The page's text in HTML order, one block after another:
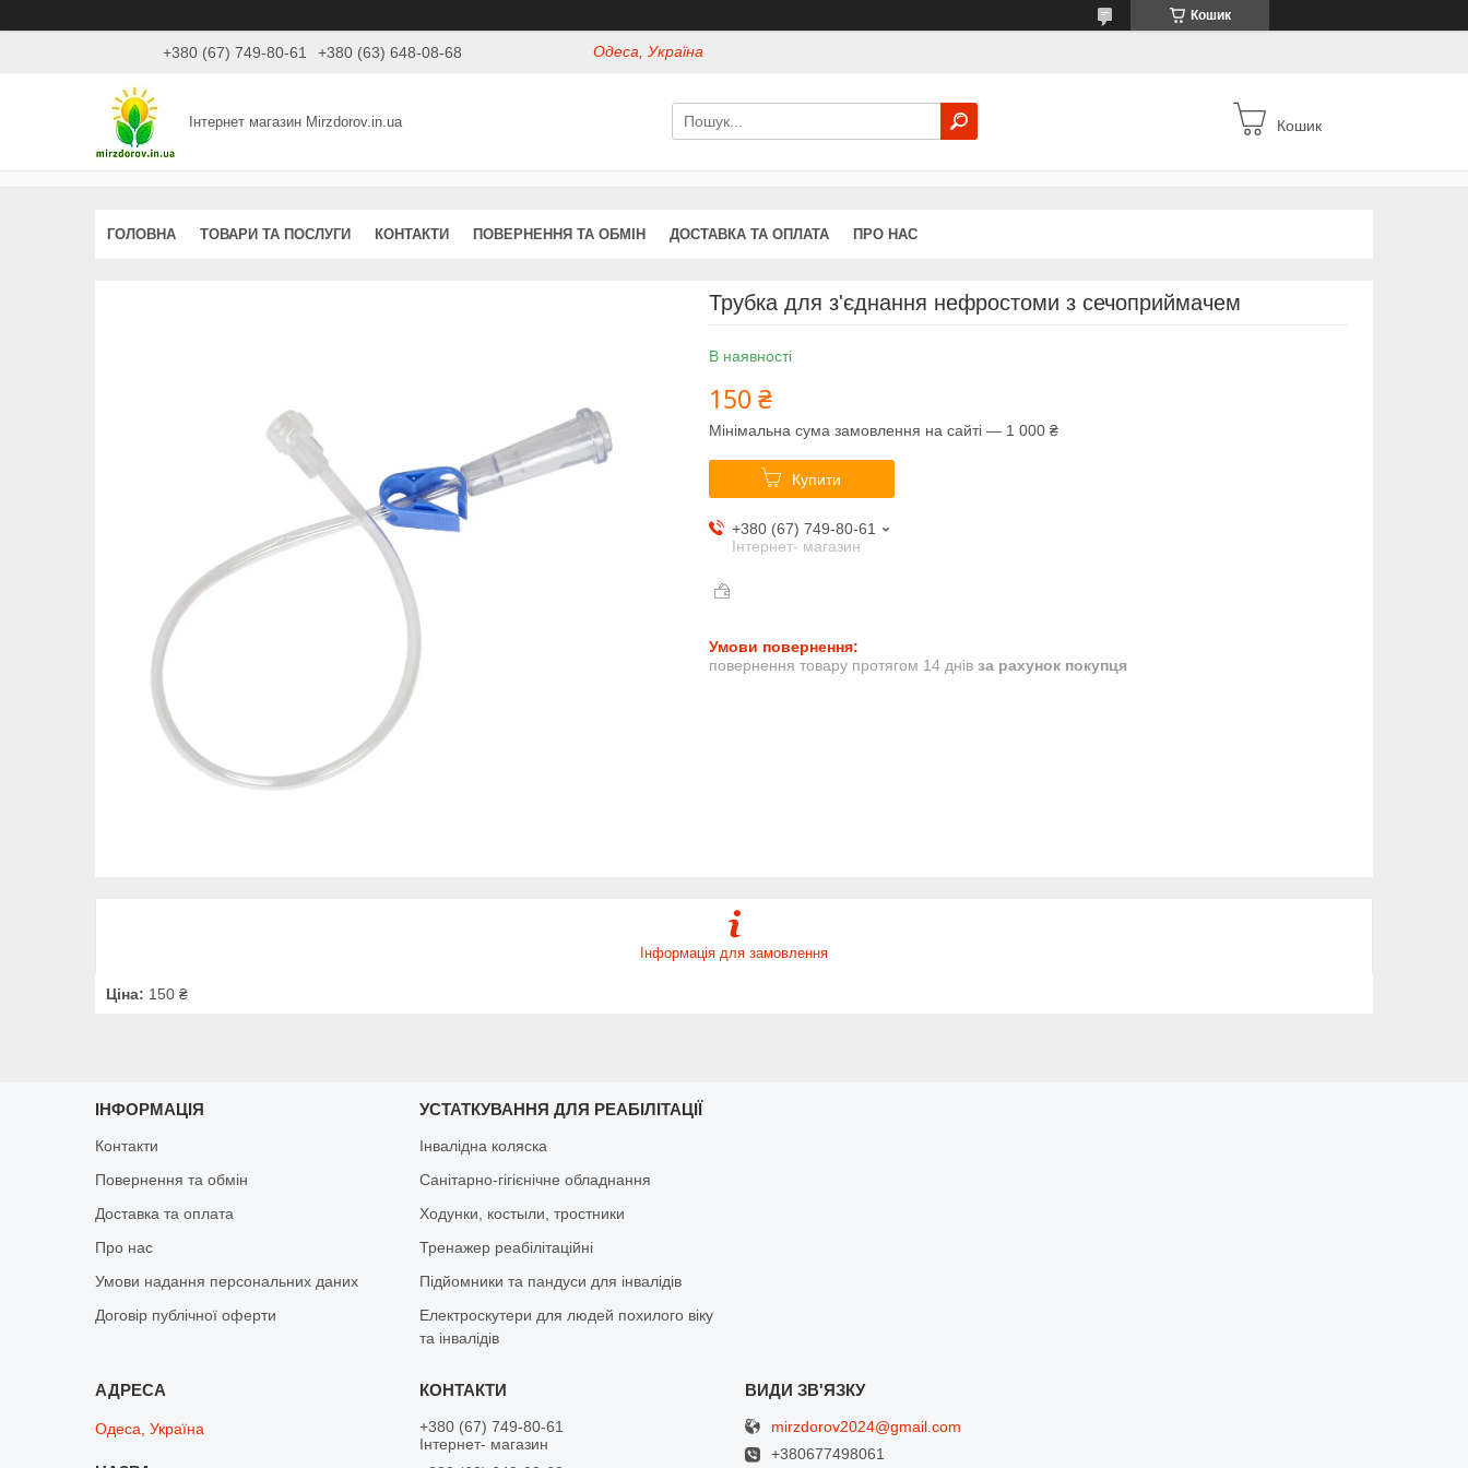
Кошик
+380 (67) 749-80-61 +380 (63) 648-08-68 Одеса, Україна
Інтернет магазин Mirzdorov.in.ua Кошик
ГОЛОВНА ТОВАРИ ТА ПОСЛУГИ КОНТАКТИ ПОВЕРНЕННЯ ТА ОБМІН ДОСТАВКА ТА ОПЛАТА ПРО НАС
Трубка для з'єднання нефростоми з сечоприймачем
В наявності
150 ₴
Мінімальна сума замовлення на сайті — 1 000 ₴
Купити
+380 (67) 749-80-61
Інтернет- магазин
повернення товару протягом 14 днів за рахунок покупця
Інформація для замовлення
Ціна: 150 ₴
ІНФОРМАЦІЯ
Контакти
Повернення та обмін
Доставка та оплата
Про нас
Умови надання персональних даних
Договір публічної оферти
УСТАТКУВАННЯ ДЛЯ РЕАБІЛІТАЦІЇ
Інвалідна коляска
Санітарно-гігієнічне обладнання
Ходунки, костыли, тростники
Тренажер реабілітаційні
Підйомники та пандуси для інвалідів
Електроскутери для людей похилого віку
та інвалідів
Одеса, Україна
+380 (67) 749-80-61
Інтернет- магазин
mirzdorov2024@gmail.com
+380677498061